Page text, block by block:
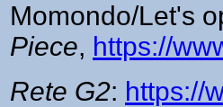
Momondo/Let's
Piece, https://
Rete G2: https://